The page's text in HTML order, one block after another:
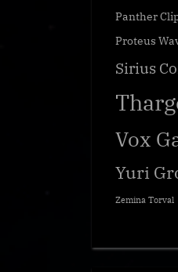
Panther
Proteus
Sirius
Vox
Yuri
Zemina Torval